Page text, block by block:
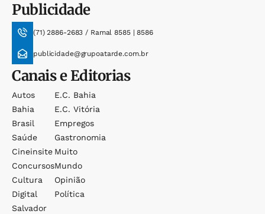
Publicidade
(71) 2886-2683 / Ramal 8585 | 8586
publicidade@grupoatarde.com.br
Canais e Editorias
Autos
Bahia
Brasil
Saúde
Cineinsite
Concursos
Cultura
Digital
Salvador
E.c. Bahia
E.c. Vitória
Empregos
Gastronomia
Muito
Mundo
Opinião
Política